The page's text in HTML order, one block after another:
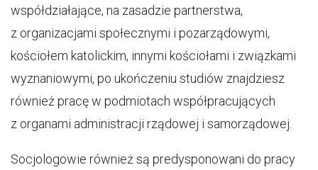
współdziałające, na zasadzie partnerstwa,
z organizacjami społecznymi i pozarządowymi,
kościołem katolickim, innymi kościołami i związkami
wyznaniowymi, po ukończeniu studiów znajdziesz
również pracę w podmiotach współpracujących
z organami administracji rządowej i samorządowej.
Socjologowie również są predysponowani do pracy